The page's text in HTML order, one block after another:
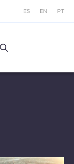
ES EN PT